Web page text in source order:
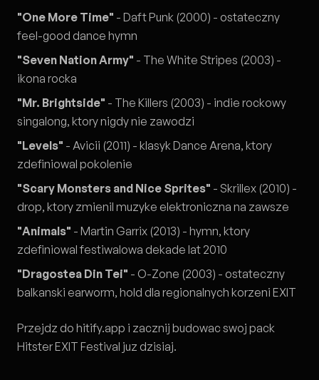
"One More Time" - Daft Punk (2000) - ostateczny
feel-good dance hymn
"Seven Nation Army" - The White Stripes (2003) -
ikona rocka
"Mr. Brightside" - The Killers (2003) - indie rockowy
singalong, ktory nigdy nie zawodzi
"Levels" - Avicii (2011) - klasyk Dance Arena, ktory
zdefiniowal pokolenie
"Scary Monsters and Nice Sprites" - Skrillex (2010) -
drop, ktory zmienil muzyke elektroniczna na zawsze
"Animals" - Martin Garrix (2013) - hymn, ktory
zdefiniowal festiwalowa dekade lat 2010
"Dragostea Din Tei" - O-Zone (2003) - ostateczny
balkanski earworm, hold dla regionalnych korzeni EXIT
Przejdz do hitify.app i zacznij budowac swoj pack
Hitster EXIT Festival juz dzisiaj.